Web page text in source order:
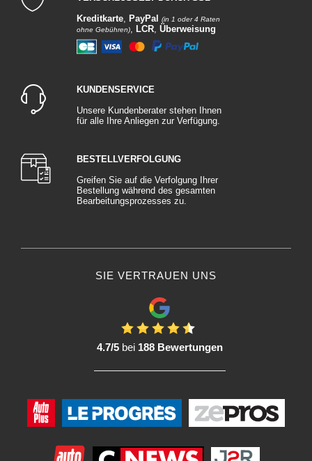
Kreditkarte, PayPal
(in 1 oder 4 Raten
ohne Gebühren), LCR, Überweisung
KUNDENSERVICE
Unsere Kundenberater stehen Ihnen
für alle Ihre Anliegen zur Verfügung.
BESTELLVERFOLGUNG
Greifen Sie auf die Verfolgung Ihrer
Bestellung während des gesamten
Bearbeitungsprozesses zu.
SIE VERTRAUEN UNS
4.7/5bei 188 Bewertungen